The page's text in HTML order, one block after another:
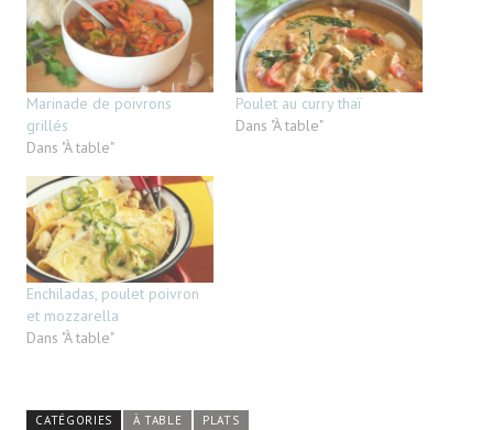
Marinade de poivrons
grillés
Dans "À table"
Poulet au curry thaï
Dans "À table"
Enchiladas, poulet poivron
et mozzarella
Dans "À table"
CATÉGORIES À TABLE PLATS